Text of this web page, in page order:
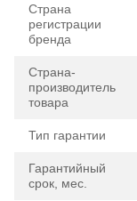
Страна
регистрации
бренда
Страна-
производитель
товара
Тип гарантии
Гарантийный
срок, мес.